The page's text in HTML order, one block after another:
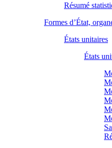
Résumé
Formes d’État,
États unitaires
États